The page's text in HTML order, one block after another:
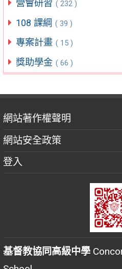
營會研習 ( 232 )
108 課綱 ( 39 )
專案計畫 ( 15 )
獎助學金 ( 66 )
網站著作權聲明
網站安全政策
登入
基督教協同高級中學